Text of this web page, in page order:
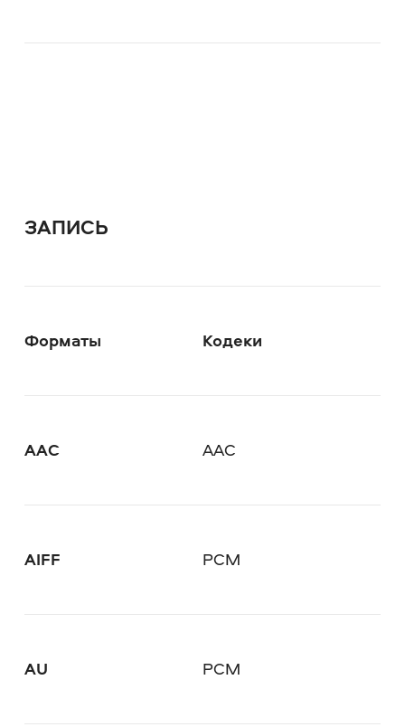
ЗАПИСЬ
Форматы Кодеки
AAC AAC
AIFF PCM
AU PCM